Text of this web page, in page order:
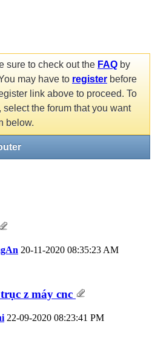
sure to check out the FAQ by
may have to register before
link above to proceed. To
the forum that you want
below.
20-11-2020 08:35:23 AM
z máy cnc
22-09-2020 08:23:41 PM